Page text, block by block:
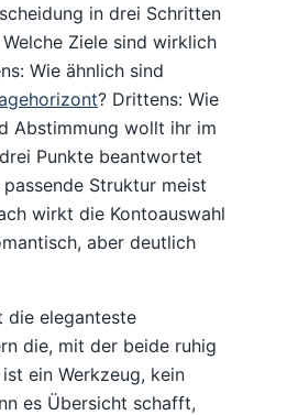
in drei Schritten
Ziele sind wirklich
Wie ähnlich sind
? Drittens: Wie
Abstimmung wollt ihr im
Punkte beantwortet
Struktur meist
wirkt die Kontoauswahl
aber deutlich
die eleganteste
die, mit der beide ruhig
ein Werkzeug, kein
es Übersicht schafft,